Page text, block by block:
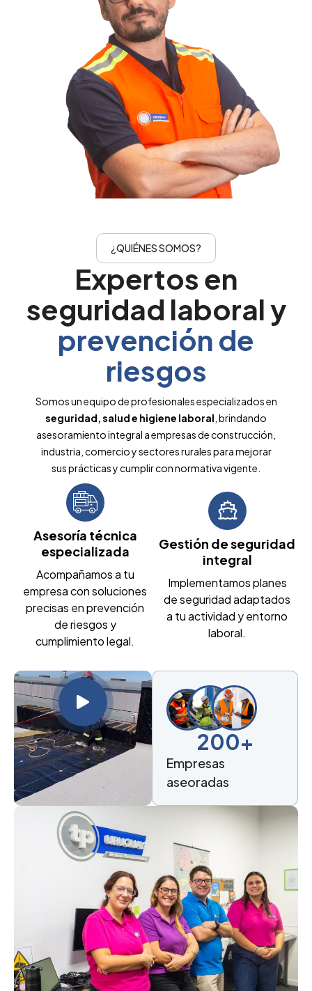
¿QUIÉNES SOMOS?
Expertos en
seguridad laboral y
prevención de
riesgos
Somos un equipo de profesionales especializados en
seguridad, salud e higiene laboral , brindando
asesoramiento integral a empresas de construcción,
industria, comercio y sectores rurales para mejorar
sus prácticas y cumplir con normativa vigente.
Asesoría técnica
especializada
Acompañamos a tu
empresa con soluciones
precisas en prevención
de riesgos y
cumplimiento legal.
Gestión de seguridad
integral
Implementamos planes
de seguridad adaptados
a tu actividad y entorno
laboral.
Empresas
aseoradas
200+